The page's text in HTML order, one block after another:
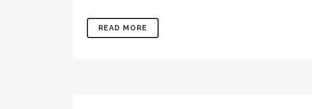
READ MORE